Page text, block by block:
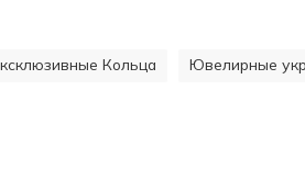
Кольца Ювелирные